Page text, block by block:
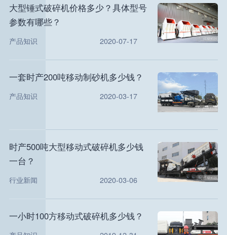
大型锤式破碎机价格多少？具体型号
参数有哪些？
产品知识 2020-07-17
一套时产200吨移动制砂机多少钱？
产品知识 2020-03-17
时产500吨大型移动式破碎机多少钱
一台？
行业新闻 2020-03-06
一小时100方移动式破碎机多少钱？